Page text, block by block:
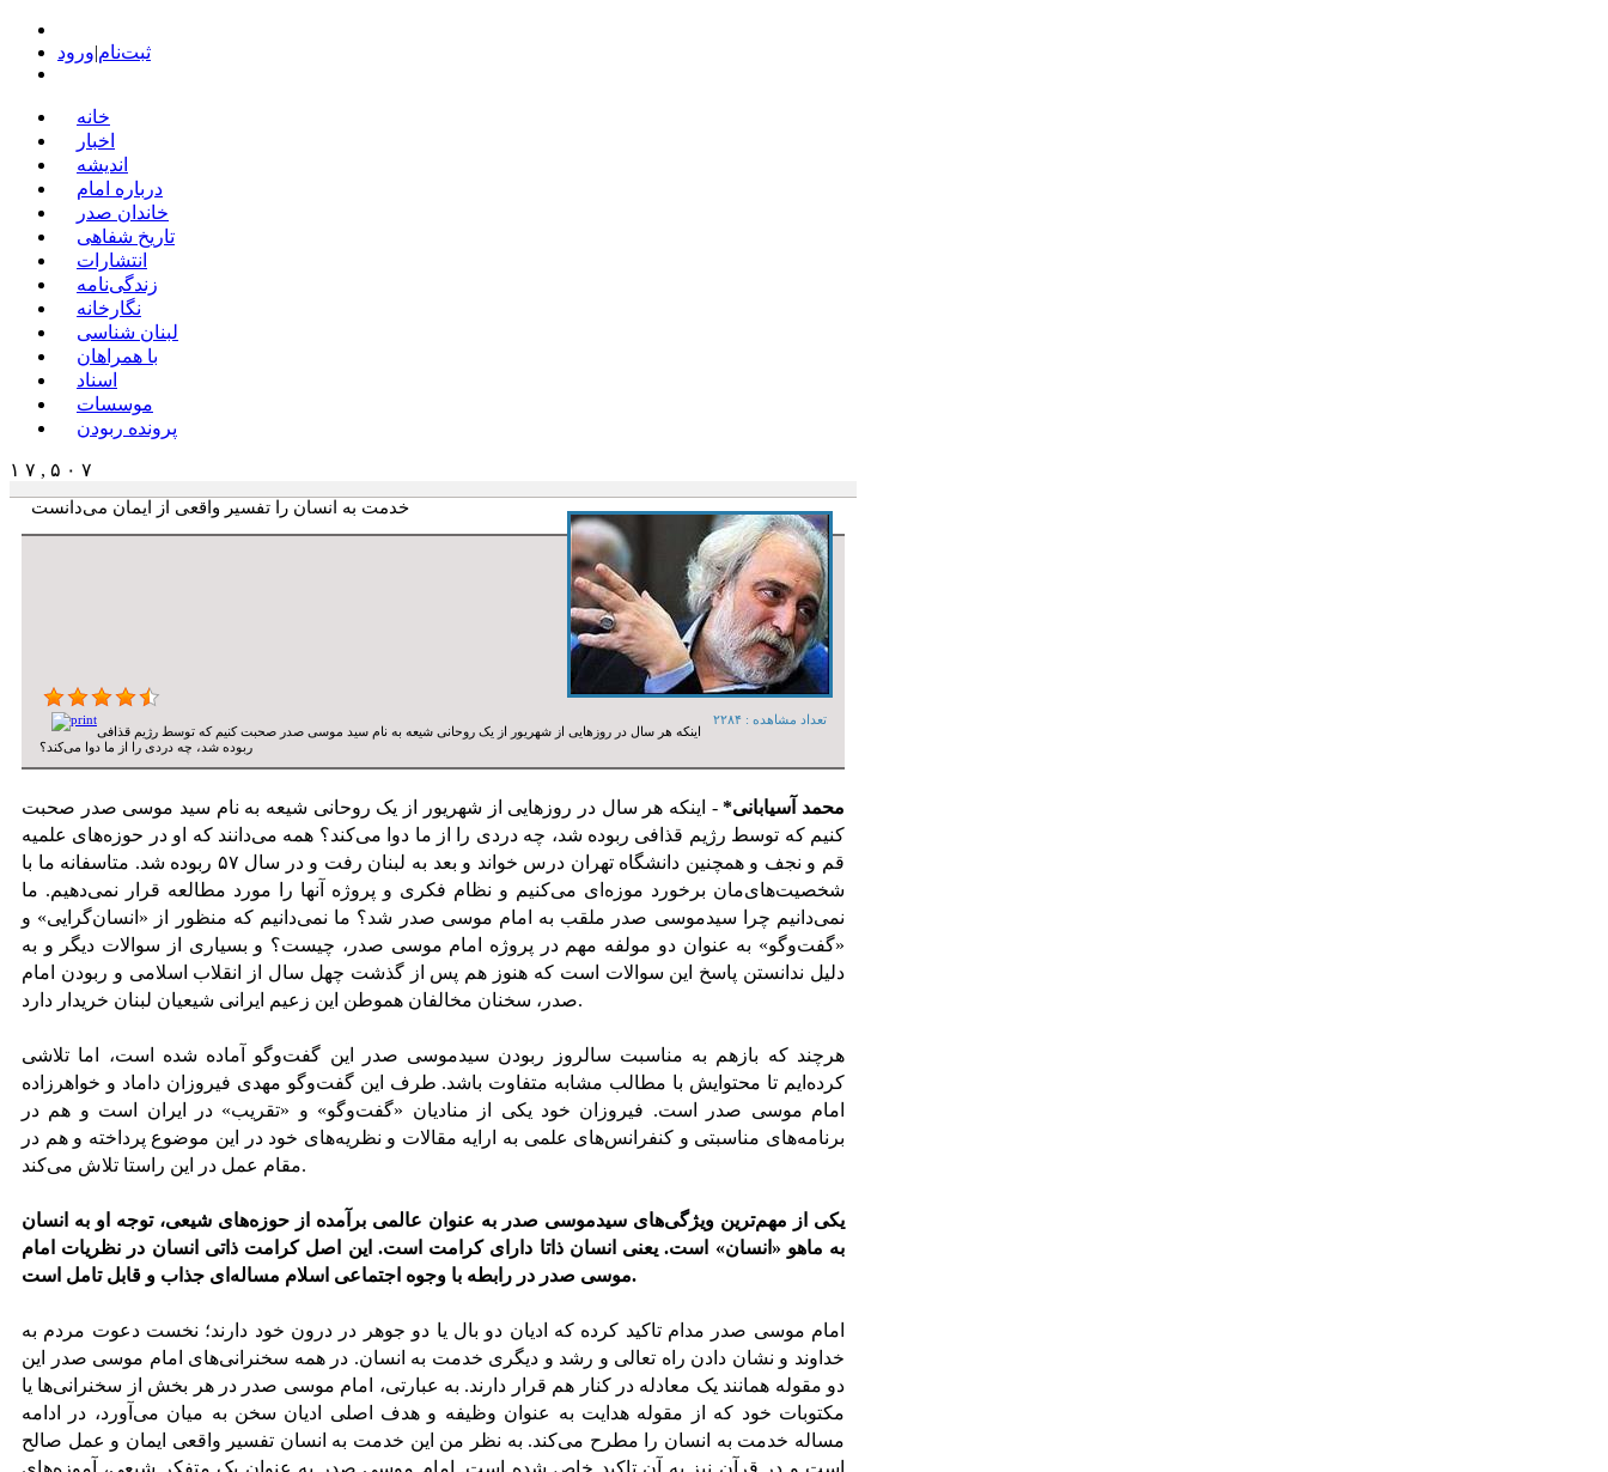
ثبت‌نام|ورود
خانه
اخبار
اندیشه
درباره امام
خاندان صدر
تاریخ شفاهی
انتشارات
زندگی‌نامه
نگارخانه
لبنان شناسی
با همراهان
اسناد
موسسات
پرونده ربودن
۱ ۷ , ۵ ۰ ۷
خدمت به انسان را تفسیر واقعی از ایمان می‌دانست
تعداد مشاهده :‌ ۲۲۸۴
اینکه هر سال در روزهایی از شهریور از یک روحانی شیعه به نام سید موسی صدر صحبت کنیم که توسط رژیم قذافی
ربوده شد، چه دردی را از ما دوا می‌کند؟
محمد آسیابانی*- اینکه هر سال در روزهایی از شهریور از یک روحانی شیعه به نام سید موسی صدر صحبت
کنیم که توسط رژیم قذافی ربوده شد، چه دردی را از ما دوا می‌کند؟ همه می‌دانند که او در حوزه‌های علمیه
قم و نجف و همچنین دانشگاه تهران درس خواند و بعد به لبنان رفت و در سال ۵۷ ربوده شد. متاسفانه ما با
شخصیت‌های‌مان برخورد موزه‌ای می‌کنیم و نظام فکری و پروژه آنها را مورد مطالعه قرار نمی‌دهیم. ما
نمی‌دانیم چرا سیدموسی صدر ملقب به امام موسی صدر شد؟ ما نمی‌دانیم که منظور از «انسان‌گرایی» و
«گفت‌وگو» به عنوان دو مولفه مهم در پروژه امام موسی صدر، چیست؟ و بسیاری از سوالات دیگر و به
دلیل ندانستن پاسخ این سوالات است که هنوز هم پس از گذشت چهل سال از انقلاب اسلامی و ربودن امام
صدر، سخنان مخالفان هموطن این زعیم ایرانی شیعیان لبنان خریدار دارد.
هرچند که بازهم به مناسبت سالروز ربودن سیدموسی صدر این گفت‌وگو آماده شده است، اما تلاشی
کرده‌ایم تا محتوایش با مطالب مشابه متفاوت باشد. طرف این گفت‌وگو مهدی فیروزان داماد و خواهرزاده
امام موسی صدر است. فیروزان خود یکی از منادیان «گفت‌وگو» و «تقریب» در ایران است و هم در
برنامه‌های مناسبتی و کنفرانس‌های علمی به ارایه مقالات و نظریه‌های خود در این موضوع پرداخته و هم در
مقام عمل در این راستا تلاش می‌کند.
یکی از مهم‌ترین ویژگی‌های سیدموسی صدر به عنوان عالمی برآمده از حوزه‌های شیعی، توجه او به انسان
به ماهو «انسان» است. یعنی انسان ذاتا دارای کرامت است. این اصل کرامت ذاتی انسان در نظریات امام
موسی صدر در رابطه با وجوه اجتماعی اسلام مساله‌ای جذاب و قابل تامل است.
امام موسی صدر مدام تاکید کرده که ادیان دو بال یا دو جوهر در درون خود دارند؛ نخست دعوت مردم به
خداوند و نشان دادن راه تعالی و رشد و دیگری خدمت به انسان. در همه سخنرانی‌های امام موسی صدر این
دو مقوله همانند یک معادله در کنار هم قرار دارند. به عبارتی، امام موسی صدر در هر بخش از سخنرانی‌ها یا
مکتوبات خود که از مقوله هدایت به عنوان وظیفه و هدف اصلی ادیان سخن به میان می‌آورد، در ادامه
مساله خدمت به انسان را مطرح می‌کند. به نظر من این خدمت به انسان تفسیر واقعی ایمان و عمل صالح
است و در قرآن نیز به آن تاکید خاص شده است. امام موسی صدر به عنوان یک متفکر شیعی، آموزه‌های